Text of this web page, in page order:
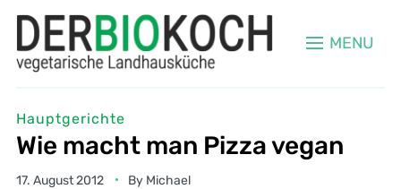
MENU
Hauptgerichte
Wie macht man Pizza vegan
17. August 2012 By Michael